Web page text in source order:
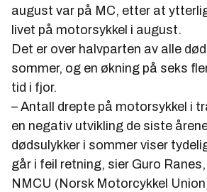
august var på MC, etter at
livet på motorsykkel i august.
Det er over halvparten av alle
sommer, og en økning på seks
tid i fjor.
– Antall drepte på motorsykkel i
en negativ utvikling de siste
dødsulykker i sommer viser
går i feil retning, sier Guro
NMCU (Norsk Motorcykkel